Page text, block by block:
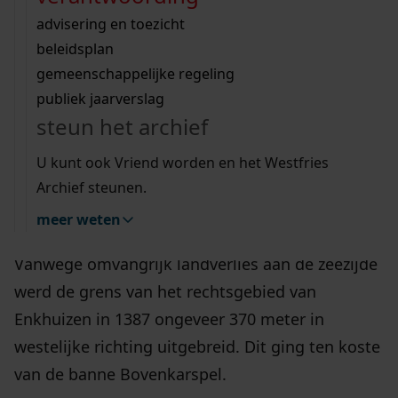
bouwvergunningen
omgevingsvergunningen
vergunningen
beeld en geluid
uitleg nodig?
Wij helpen u op weg met een aantal zoektips.
bekijk alle zoektips
Wij helpen u op weg met een aantal zoektips.
bekijk alle zoektips
bekijk ons geschiedenislokaal
advisering en toezicht
beleidsplan
gemeenschappelijke regeling
publiek jaarverslag
steun het archief
U kunt ook Vriend worden en het Westfries
Archief steunen.
meer weten
Enkhuizen kreeg op 27 januari 1356
stadsrechten van hertog Willem V van Beieren.
Het privilege spreekt overigens van verlening
van poortrecht aan de inwoners van
ende Gommerskerspel. Deze twee dorpen waren
waarschijnlijk al voor 1356 tot één nederzetting
versmolten.
Vanwege omvangrijk landverlies aan de zeezijde
werd de grens van het rechtsgebied van
Enkhuizen in 1387 ongeveer 370 meter in
westelijke richting uitgebreid. Dit ging ten koste
van de banne Bovenkarspel.